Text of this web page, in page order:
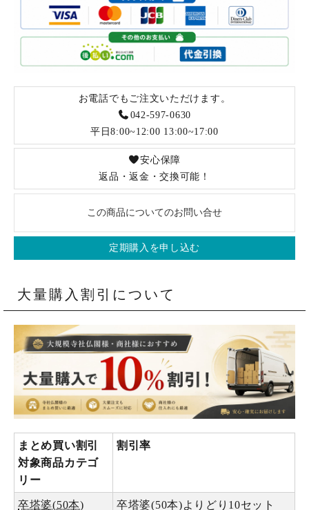
お電話でもご注文いただけます。
042-597-0630
平日8:00~12:00 13:00~17:00
安心保障
返品・返金・交換可能！
この商品についてのお問い合せ
定期購入を申し込む
大量購入割引について
まとめ買い割引
対象商品カテゴ
リー
割引率
卒塔婆(50本) 卒塔婆(50本)よりどり10セット